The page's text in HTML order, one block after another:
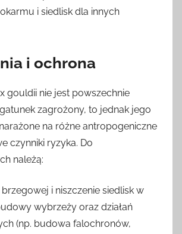
i siedlisk dla innych
i ochrona
gouldii nie jest powszechnie
zagrożony, to jednak jego
na różne antropogeniczne
czynniki ryzyka. Do
należą:
i niszczenie siedlisk w
wybrzeży oraz działań
(np. budowa falochronów,